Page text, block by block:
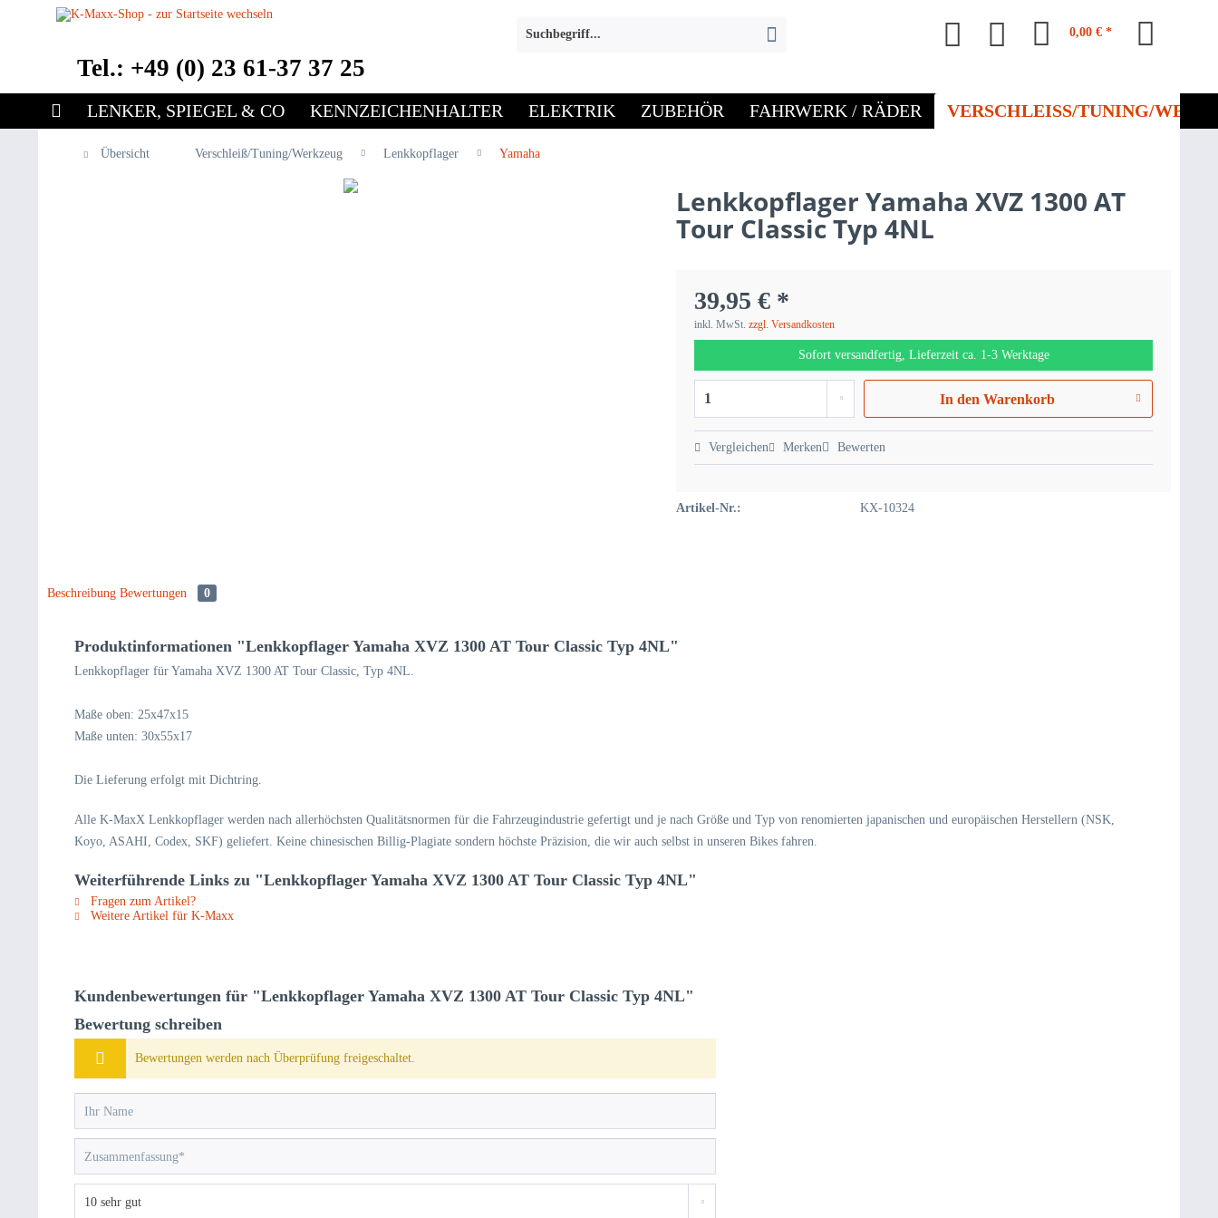
Tel.: +49 (0) 23 61-37 37 25
0,00 € *
LENKER, SPIEGEL & CO KENNZEICHENHALTER ELEKTRIK ZUBEHÖR FAHRWERK / RÄDER VERSCHLEISS/TUNING/
Übersicht Verschleiß/Tuning/Werkzeug Lenkkopflager Yamaha
Lenkkopflager Yamaha XVZ 1300 AT
Tour Classic Typ 4NL
39,95 € *
inkl. MwSt.zzgl. Versandkosten
Sofort versandfertig, Lieferzeit ca. 1-3 Werktage
In den Warenkorb
Vergleichen Merken Bewerten
Artikel-Nr.: KX-10324
Beschreibung Bewertungen 0
Produktinformationen "Lenkkopflager Yamaha XVZ 1300 AT Tour Classic Typ 4NL"
Lenkkopflager für Yamaha XVZ 1300 AT Tour Classic, Typ 4NL.
Maße oben: 25x47x15
Maße unten: 30x55x17
Die Lieferung erfolgt mit Dichtring.
Alle K-MaxX Lenkkopflager werden nach allerhöchsten Qualitätsnormen für die Fahrzeugindustrie gefertigt und je nach Größe und Typ von renomierten japanischen und europäischen Herstellern (NSK,
Koyo, ASAHI, Codex, SKF) geliefert. Keine chinesischen Billig-Plagiate sondern höchste Präzision, die wir auch selbst in unseren Bikes fahren.
Weiterführende Links zu "Lenkkopflager Yamaha XVZ 1300 AT Tour Classic Typ 4NL"
Fragen zum Artikel?
Weitere Artikel für K-Maxx
Kundenbewertungen für "Lenkkopflager Yamaha XVZ 1300 AT Tour Classic Typ 4NL"
Bewertung schreiben
Bewertungen werden nach Überprüfung freigeschaltet.